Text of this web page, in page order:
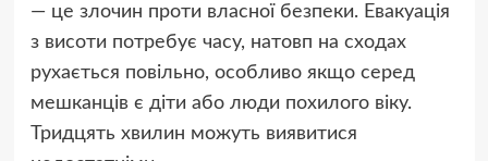
— це злочин проти власної безпеки. Евакуація
з висоти потребує часу, натовп на сходах
рухається повільно, особливо якщо серед
мешканців є діти або люди похилого віку.
Тридцять хвилин можуть виявитися